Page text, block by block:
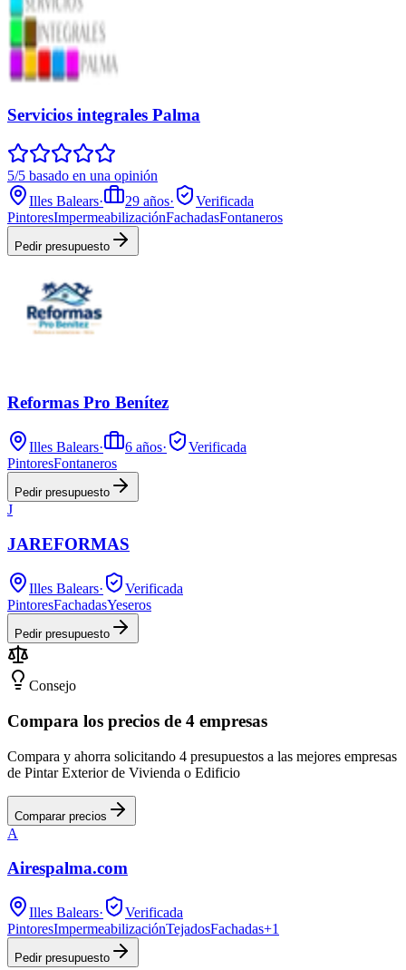
Servicios integrales Palma
5/5 basado en una opinión
Illes Balears· 29 años·
Verificada
PintoresImpermeabilizaciónFachadasFontaneros
Pedir presupuesto
Reformas Pro Benítez
Illes Balears· 6 años·
Verificada
PintoresFontaneros
Pedir presupuesto
J
JAREFORMAS
Illes Balears·
Verificada
PintoresFachadasYeseros
Pedir presupuesto
Consejo
Compara los precios de 4 empresas
Compara y ahorra solicitando 4 presupuestos a las mejores empresas
de Pintar Exterior de Vivienda o Edificio
Comparar precios
A
Airespalma.com
Illes Balears·
Verificada
PintoresImpermeabilizaciónTejadosFachadas+1
Pedir presupuesto